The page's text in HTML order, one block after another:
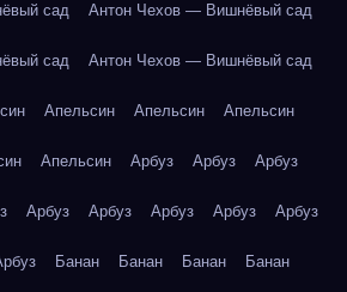
сад Антон Чехов — Вишнёвый сад
сад Антон Чехов — Вишнёвый сад
Апельсин Апельсин Апельсин
Апельсин Арбуз Арбуз Арбуз
Арбуз Арбуз Арбуз Арбуз Арбуз
Банан Банан Банан Банан